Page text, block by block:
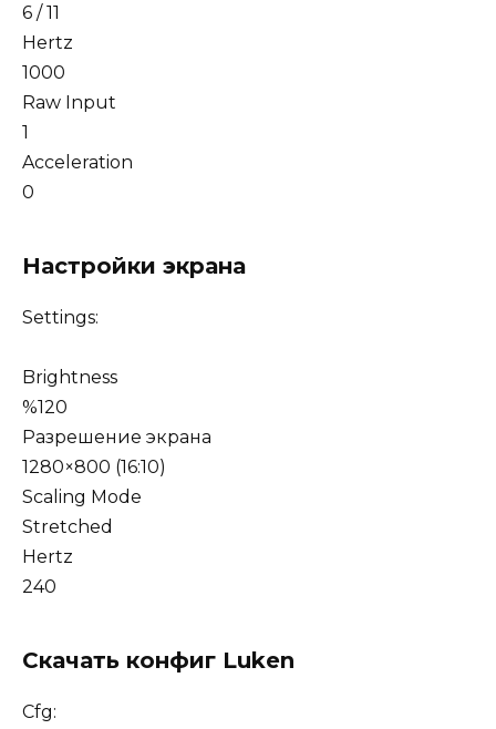
6 / 11
Hertz
1000
Raw Input
1
Acceleration
0
Настройки экрана
Settings:
Brightness
%120
Разрешение экрана
1280×800 (16:10)
Scaling Mode
Stretched
Hertz
240
Скачать конфиг Luken
Cfg: